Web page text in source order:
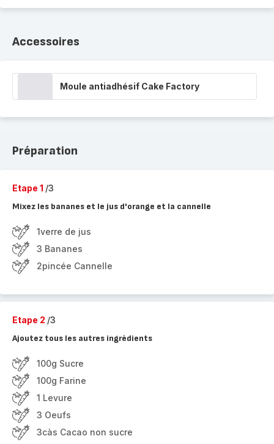
Accessoires
Moule antiadhésif Cake Factory
Préparation
Etape 1 /3
Mixez les bananes et le jus d'orange et la cannelle
1verre de jus
3 Bananes
2pincée Cannelle
Etape 2 /3
Ajoutez tous les autres ingrédients
100g Sucre
100g Farine
1 Levure
3 Oeufs
3càs Cacao non sucre